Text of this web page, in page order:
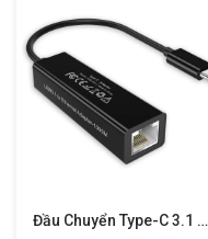
Đầu Chuyển Type-C 3.1 Ra Cổng LAN RJ45 Hiệu CHOETECH HUB-R01